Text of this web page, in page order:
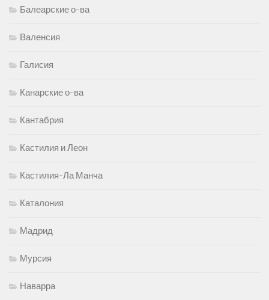
Балеарские о-ва
Валенсия
Галисия
Канарские о-ва
Кантабрия
Кастилия и Леон
Кастилия-Ла Манча
Каталония
Мадрид
Мурсия
Наварра